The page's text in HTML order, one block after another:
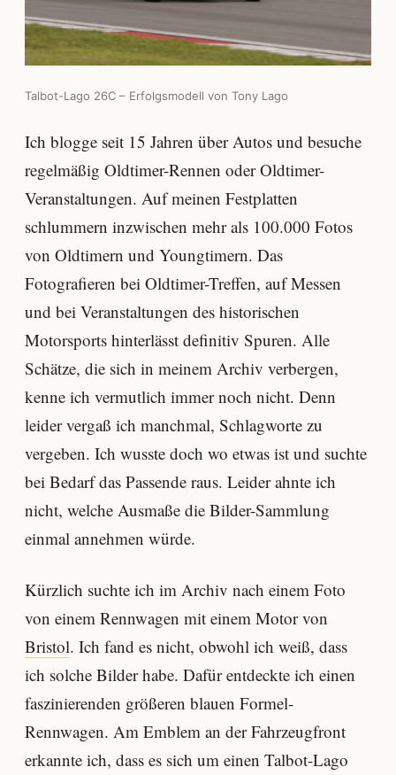
Talbot-Lago 26C – Erfolgsmodell von Tony Lago
Ich blogge seit 15 Jahren über Autos und besuche
regelmäßig Oldtimer-Rennen oder Oldtimer-
Veranstaltungen. Auf meinen Festplatten
schlummern inzwischen mehr als 100.000 Fotos
von Oldtimern und Youngtimern. Das
Fotografieren bei Oldtimer-Treffen, auf Messen
und bei Veranstaltungen des historischen
Motorsports hinterlässt definitiv Spuren. Alle
Schätze, die sich in meinem Archiv verbergen,
kenne ich vermutlich immer noch nicht. Denn
leider vergaß ich manchmal, Schlagworte zu
vergeben. Ich wusste doch wo etwas ist und suchte
bei Bedarf das Passende raus. Leider ahnte ich
nicht, welche Ausmaße die Bilder-Sammlung
einmal annehmen würde.
Kürzlich suchte ich im Archiv nach einem Foto
von einem Rennwagen mit einem Motor von
Bristol. Ich fand es nicht, obwohl ich weiß, dass
ich solche Bilder habe. Dafür entdeckte ich einen
faszinierenden größeren blauen Formel-
Rennwagen. Am Emblem an der Fahrzeugfront
erkannte ich, dass es sich um einen Talbot-Lago